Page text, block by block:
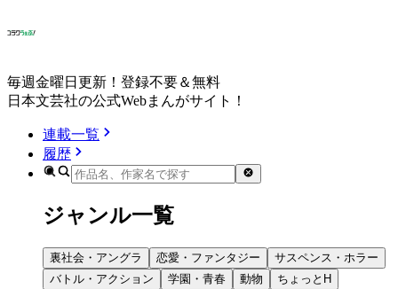
毎週金曜日更新！登録不要＆無料
日本文芸社の公式Webまんがサイト！
連載一覧
履歴
ジャンル一覧
裏社会・アングラ 恋愛・ファンタジー
サスペンス・ホラー
バトル・アクション
学園・青春 動物
ちょっとH